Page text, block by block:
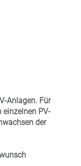
Anlagen. Für
einzelnen PV-
der